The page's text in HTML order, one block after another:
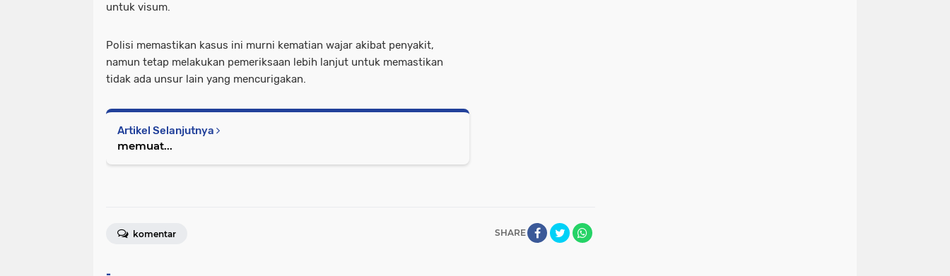
untuk visum.
Polisi memastikan kasus ini murni kematian wajar akibat penyakit,
namun tetap melakukan pemeriksaan lebih lanjut untuk memastikan
tidak ada unsur lain yang mencurigakan.
Artikel Selanjutnya
memuat...
SHARE
komentar